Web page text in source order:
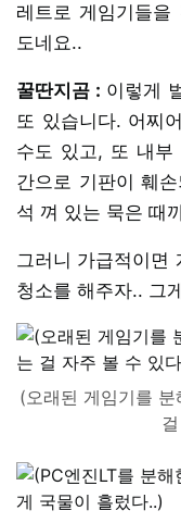
레트로 게임기들
도네요..
꿀딴지곰 : 이렇게
또 있습니다. 어찌
수도 있고, 또 내부
간으로 기판이 훼
석 껴 있는 묵은 때
그러니 가급적이면
청소를 해주자.. 그
(오래된 게임기를